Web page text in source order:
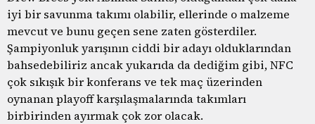
iyi bir savunma takımı olabilir, ellerinde o malzeme
mevcut ve bunu geçen sene zaten gösterdiler.
Şampiyonluk yarışının ciddi bir adayı olduklarından
bahsedebiliriz ancak yukarıda da dediğim gibi, NFC
çok sıkışık bir konferans ve tek maç üzerinden
oynanan playoff karşılaşmalarında takımları
birbirinden ayırmak çok zor olacak.